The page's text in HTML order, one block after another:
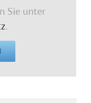
Sie unter
.